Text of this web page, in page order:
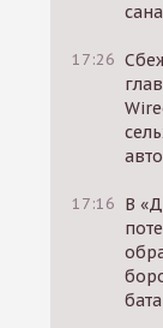
17:26
17:16 В